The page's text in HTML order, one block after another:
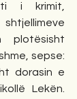
i krimit,
plotësisht
sepse:
dorasin e
Lekën.